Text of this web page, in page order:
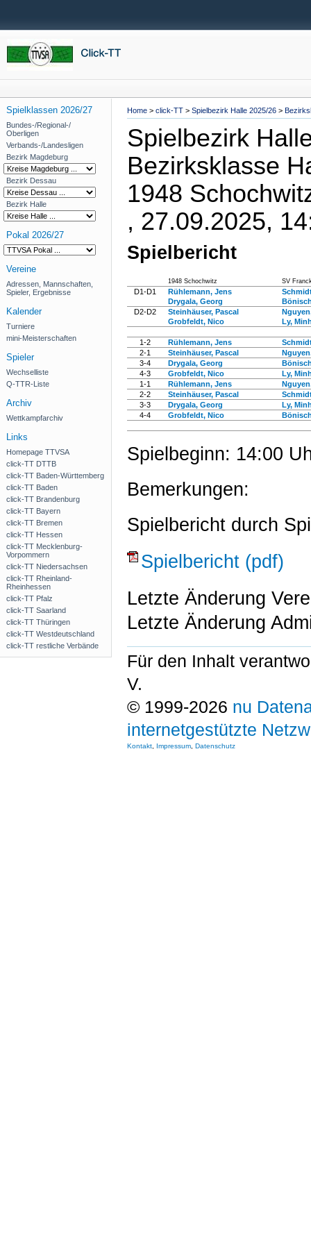
Home > click-TT > Spielbezirk Halle 2025/26 >
Spielklassen 2026/27
Bundes-/Regional-/
Oberligen
Verbands-/Landesligen
Bezirk Magdeburg
Bezirk Dessau
Bezirk Halle
Pokal 2026/27
Vereine
Adressen, Mannschaften,
Spieler, Ergebnisse
Kalender
Turniere
mini-Meisterschaften
Spieler
Wechselliste
Q-TTR-Liste
Archiv
Wettkampfarchiv
Links
Homepage TTVSA
click-TT DTTB
click-TT Baden-Württemberg
click-TT Baden
click-TT Brandenburg
click-TT Bayern
click-TT Bremen
click-TT Hessen
click-TT Mecklenburg-
Vorpommern
click-TT Niedersachsen
click-TT Rheinland-
Rheinhessen
click-TT Pfalz
click-TT Saarland
click-TT Thüringen
click-TT Westdeutschland
click-TT restliche Verbände
Spielbezirk
Bezirksklasse
1948
, 27.09.2025,
Spielbericht
1948 Schochwitz SV
D1-D1
Rühlemann, Jens
Drygala, Georg
D2-D2
Steinhäuser, Pascal
Grobfeldt, Nico
Ly,
1-2 Rühlemann, Jens
2-1
Steinhäuser, Pascal
3-4
Drygala, Georg
4-3
Grobfeldt, Nico
Ly,
1-1
Rühlemann, Jens
2-2
Steinhäuser, Pascal
3-3
Drygala, Georg
Ly,
4-4
Grobfeldt, Nico
Spielbeginn: 14:00
Bemerkungen:
Spielbericht durch
Spielbericht (pdf)
Letzte Änderung
Letzte Änderung
Für den Inhalt
V.
© 1999-2026 nu
internetgestützte
Kontakt Impressum Datenschutz